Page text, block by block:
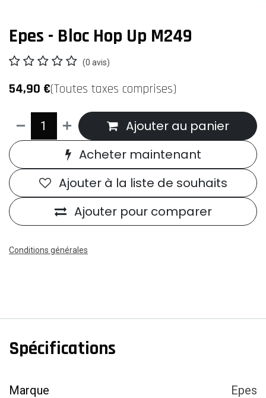
Epes - Bloc Hop Up M249
(0 avis)
54,90 €(Toutes taxes comprises)
Ajouter au panier
Acheter maintenant
Ajouter pour comparer
Ajouter à la liste de souhaits
Conditions générales
Spécifications
Marque Epes